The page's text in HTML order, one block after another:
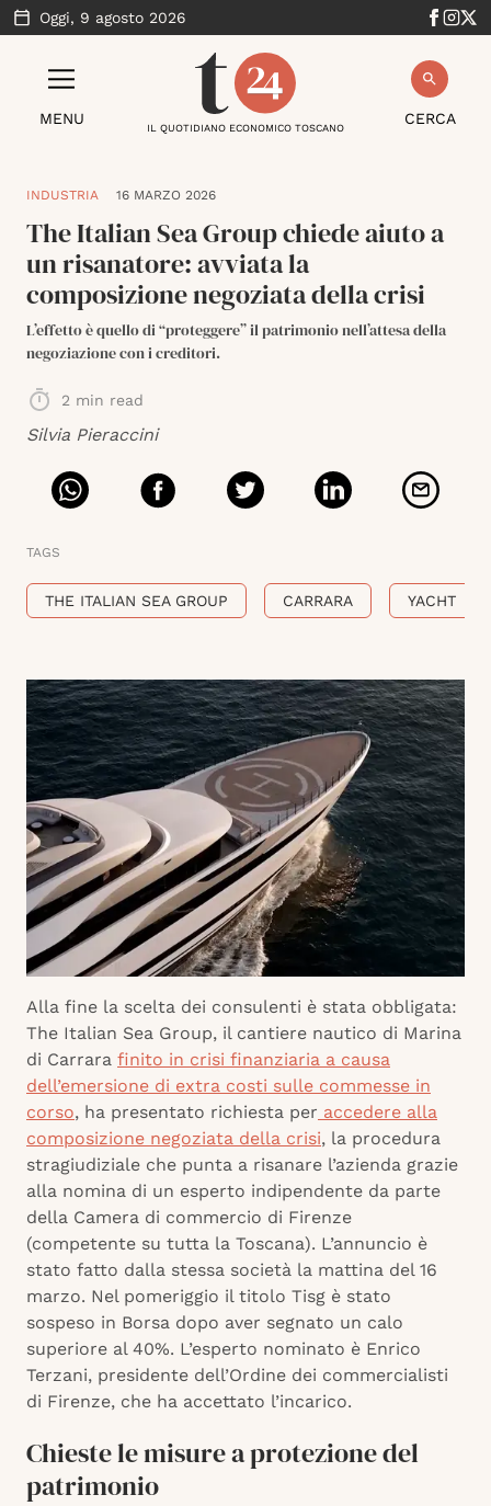
Oggi, 9 agosto 2026
MENU CERCA
IL QUOTIDIANO ECONOMICO TOSCANO
INDUSTRIA 16 MARZO 2026
The Italian Sea Group chiede aiuto a
un risanatore: avviata la
composizione negoziata della crisi
L’effetto è quello di “proteggere” il patrimonio nell’attesa della
negoziazione con i creditori.
2 min read
Silvia Pieraccini
TAGS
THE ITALIAN SEA GROUP CARRARA YACHT
Alla fine la scelta dei consulenti è stata obbligata:
The Italian Sea Group, il cantiere nautico di Marina
di Carrara finito in crisi finanziaria a causa
dell’emersione di extra costi sulle commesse in
corso, ha presentato richiesta per accedere alla
composizione negoziata della crisi, la procedura
stragiudiziale che punta a risanare l’azienda grazie
alla nomina di un esperto indipendente da parte
della Camera di commercio di Firenze
(competente su tutta la Toscana). L’annuncio è
stato fatto dalla stessa società la mattina del 16
marzo. Nel pomeriggio il titolo Tisg è stato
sospeso in Borsa dopo aver segnato un calo
superiore al 40%. L’esperto nominato è Enrico
Terzani, presidente dell’Ordine dei commercialisti
di Firenze, che ha accettato l’incarico.
Chieste le misure a protezione del
patrimonio